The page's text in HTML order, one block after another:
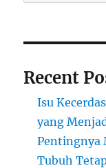
Recent
Isu
yang
Pentingnya
Tubuh